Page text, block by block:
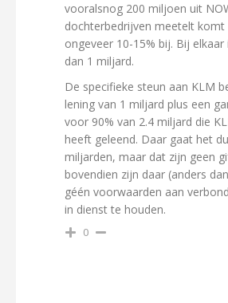
vooralsnog 200 miljoen uit
dochterbedrijven meetelt komt
ongeveer 10-15% bij. Bij
dan 1 miljard.
De specifieke steun aan KLM
lening van 1 miljard plus een
voor 90% van 2.4 miljard die
heeft geleend. Daar gaat het
miljarden, maar dat zijn geen
bovendien zijn daar (anders
géén voorwaarden aan
in dienst te houden.
0